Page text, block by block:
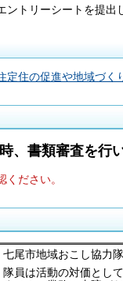
ントリーシートを提出
定住の促進や地域づく
、書類審査を行い
ください。
七尾市地域おこし協力
隊員は活動の対価とし